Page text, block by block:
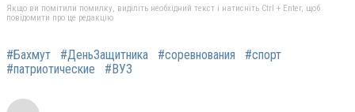
Якщо ви помітили помилку, виділіть необхідний текст і натисніть Ctrl + Enter, щоб
повідомити про це редакцію
#Бахмут #ДеньЗащитника #соревнования
#спорт
#патриотические
#ВУЗ